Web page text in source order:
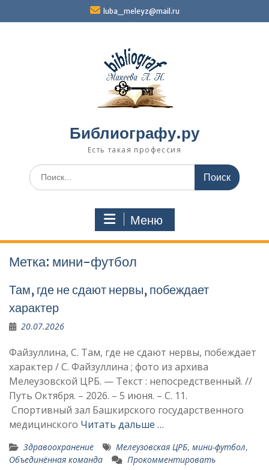
luba_meleyz@mail.ru
Библиографу.ру
Есть такая профессия
Поиск
по:
Меню
Метка: мини-футбол
Там, где не сдают нервы, побеждает
характер
20.07.2026
Файзуллина, С. Там, где не сдают нервы, побеждает
характер / С. Файзуллина ; фото из архива
Мелеузовской ЦРБ. — Текст : непосредственный. //
Путь Октября. – 2026. – 5 июня. – С. 11.
Спортивный зал Башкирского государственного
медицинского Читать дальше …
Здравоохранение Мелеузовская ЦРБ, мини-футбол,
Объединённая команда
Прокомментировать